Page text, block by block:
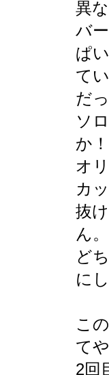
異
バ
ぱ
て
だ
ソ
か
オ
カ
抜
ん。
ど
に
こ
て
2回